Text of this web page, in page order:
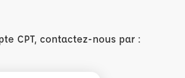
CPT, contactez-nous par :